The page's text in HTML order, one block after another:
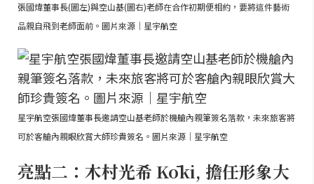
張國煒董事長(圖左)與空山基(圖右)老師在合作初期便相約，要將這件藝術
品親自飛到老師面前。圖片來源｜星宇航空
星宇航空張國煒董事長邀請空山基老師於機艙內親筆簽名落款，未來旅客將
可於客艙內親眼欣賞大師珍貴簽名。圖片來源｜星宇航空
亮點二：木村光希 Kōki, 擔任形象大